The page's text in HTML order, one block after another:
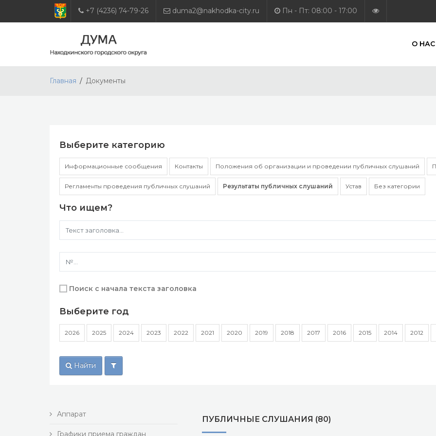
+7 (4236) 74-79-26 duma2@nakhodka-city.ru Пн - Пт: 08:00 - 17:00
О НАС
Главная Документы
Выберите категорию
Информационные сообщения Контакты Положения об организации и проведении публичных слушаний
Регламенты проведения публичных слушаний Результаты публичных слушаний Устав Без категории
Что ищем?
Поиск с начала текста заголовка
Выберите год
2026 2025 2024 2023 2022 2021 2020 2019 2018 2017 2016 2015 2014 2012
Найти
Аппарат
Графики приема граждан
ПУБЛИЧНЫЕ СЛУШАНИЯ (80)